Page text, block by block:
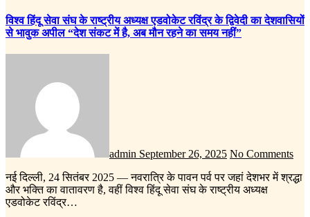
विश्व हिंदू सेवा संघ के राष्ट्रीय अध्यक्ष एडवोकेट रविंद्र के द्विवेदी का देशवासियों
से भावुक अपील “देश संकट में है, अब मौन रहने का समय नहीं”
admin September 26, 2025 No Comments
नई दिल्ली, 24 सितंबर 2025 — नवरात्रि के पावन पर्व पर जहां देशभर में श्रद्धा
और भक्ति का वातावरण है, वहीं विश्व हिंदू सेवा संघ के राष्ट्रीय अध्यक्ष
एडवोकेट रविंद्र…